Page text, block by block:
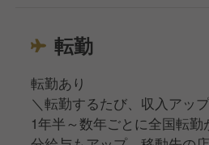
転勤
転勤あり
＼転勤するたび、収入アッ
1年半～数年ごとに全国転